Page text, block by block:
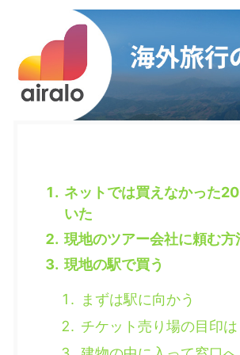
ネットでは買えなかった
いた
現地のツアー会社に頼む方
現地の駅で買う
まずは駅に向かう
チケット売り場の目印